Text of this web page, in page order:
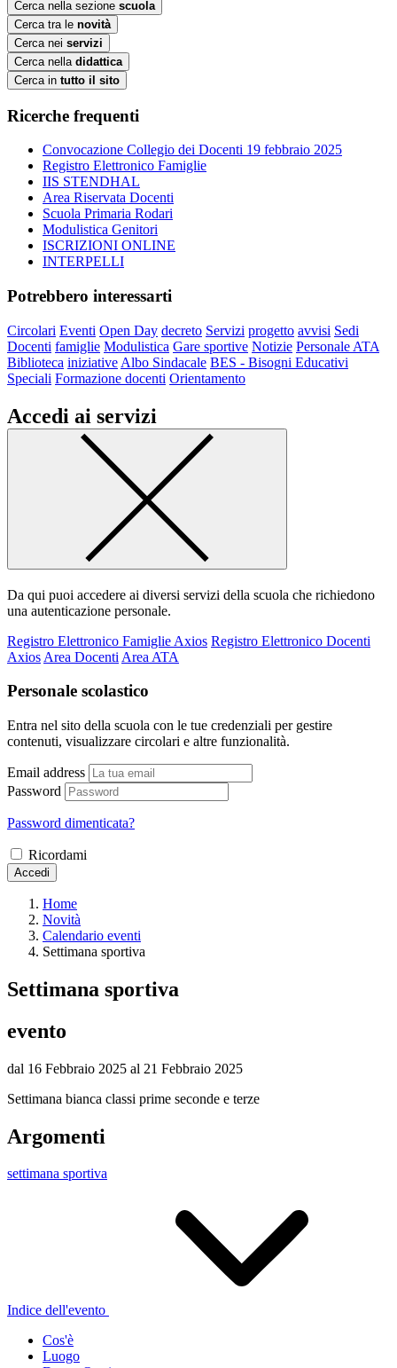
Cerca nella sezione scuola
Cerca tra le novità
Cerca nei servizi
Cerca nella didattica
Cerca in tutto il sito
Ricerche frequenti
Convocazione Collegio dei Docenti 19 febbraio 2025
Registro Elettronico Famiglie
IIS STENDHAL
Area Riservata Docenti
Scuola Primaria Rodari
Modulistica Genitori
ISCRIZIONI ONLINE
INTERPELLI
Potrebbero interessarti
Circolari Eventi Open Day decreto Servizi progetto avvisi Sedi
Docenti famiglie Modulistica Gare sportive Notizie Personale ATA
Biblioteca iniziative Albo Sindacale BES - Bisogni Educativi
Speciali Formazione docenti Orientamento
Accedi ai servizi
Da qui puoi accedere ai diversi servizi della scuola che richiedono
una autenticazione personale.
Registro Elettronico Famiglie Axios Registro Elettronico Docenti
Axios Area Docenti Area ATA
Personale scolastico
Entra nel sito della scuola con le tue credenziali per gestire
contenuti, visualizzare circolari e altre funzionalità.
Email address
Password
Password dimenticata?
Ricordami
Accedi
Home
Novità
Calendario eventi
Settimana sportiva
Settimana sportiva
evento
dal 16 Febbraio 2025 al 21 Febbraio 2025
Settimana bianca classi prime seconde e terze
Argomenti
settimana sportiva
Indice dell'evento
Cos'è
Luogo